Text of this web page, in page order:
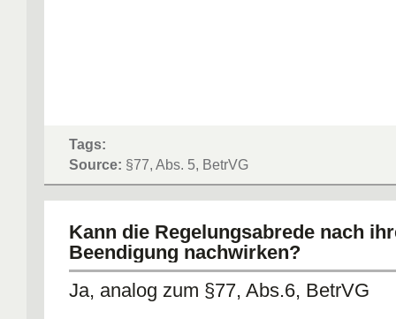
Tags:
Source: §77, Abs. 5, BetrVG
Kann die Regelungsabrede nach
Beendigung nachwirken?
Ja, analog zum §77, Abs.6, BetrVG